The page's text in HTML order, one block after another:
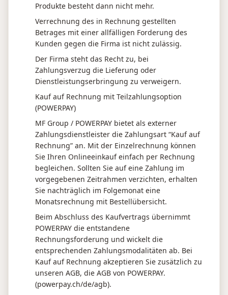
Produkte besteht dann nicht mehr.
Verrechnung des in Rechnung gestellten
Betrages mit einer allfälligen Forderung des
Kunden gegen die Firma ist nicht zulässig.
Der Firma steht das Recht zu, bei
Zahlungsverzug die Lieferung oder
Dienstleistungserbringung zu verweigern.
Kauf auf Rechnung mit Teilzahlungsoption
(POWERPAY)
MF Group / POWERPAY bietet als externer
Zahlungsdienstleister die Zahlungsart “Kauf auf
Rechnung” an. Mit der Einzelrechnung können
Sie Ihren Onlineeinkauf einfach per Rechnung
begleichen. Sollten Sie auf eine Zahlung im
vorgegebenen Zeitrahmen verzichten, erhalten
Sie nachträglich im Folgemonat eine
Monatsrechnung mit Bestellübersicht.
Beim Abschluss des Kaufvertrags übernimmt
POWERPAY die entstandene
Rechnungsforderung und wickelt die
entsprechenden Zahlungsmodalitäten ab. Bei
Kauf auf Rechnung akzeptieren Sie zusätzlich zu
unseren AGB, die AGB von POWERPAY.
(powerpay.ch/de/agb).